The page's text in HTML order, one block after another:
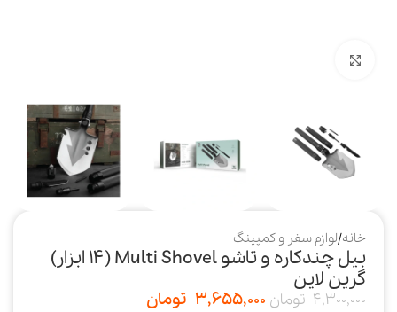
خانه/لوازم سفر و کمپینگ
بیل چندکاره و تاشو Multi Shovel (۱۴ ابزار)
گرین لاین
4,300,000 تومان 3,655,000 تومان